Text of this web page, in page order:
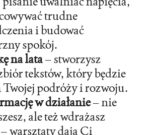
trudne
i budować
spokój.
na lata– stworzysz
tekstów, który będzie
Twojej podróży i rozwoju.
w działanie– nie
ale też wdrażasz
warsztaty dają Ci